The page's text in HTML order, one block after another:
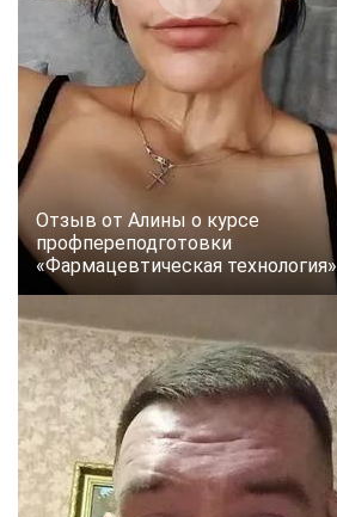
Отзыв от Алины о курсе
профпереподготовки
«Фармацевтическая технология»
ChatApp
online